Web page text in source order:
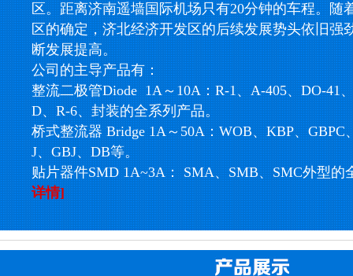
区。距离济南遥墙国际机场只有20分钟的车程。随
区的确定，济北经济开发区的后续发展势头依旧强
断发展提高。
公司的主导产品有：
整流二极管Diode 1A～10A：R-1、A-405、DO-41
D、R-6、封装的全系列产品。
桥式整流器 Bridge 1A～50A：WOB、KBP、GBPC
J、GBJ、DB等。
贴片器件SMD 1A~3A： SMA、SMB、SMC外型的
详情]